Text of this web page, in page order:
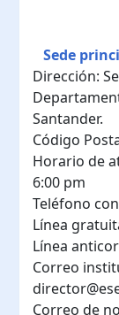
Sede
Dirección:
Santander.
Código
Horario de
6:00 pm
Teléfono
Línea
Línea
Correo
Correo de